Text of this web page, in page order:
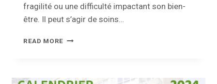
fragilité ou une difficulté impactant son bien-
être. Il peut s’agir de soins…
READ MORE DES
1ÈRE